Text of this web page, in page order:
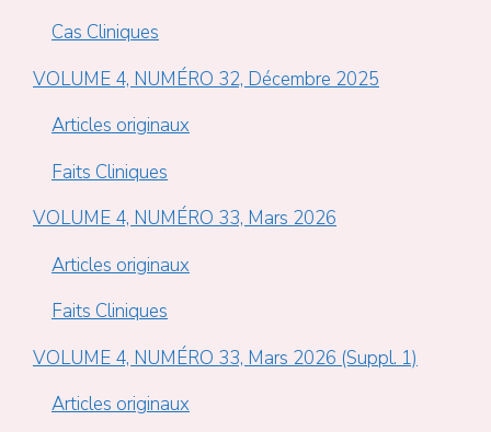
Cas Cliniques
VOLUME 4, NUMÉRO 32, Décembre 2025
Articles originaux
Faits Cliniques
VOLUME 4, NUMÉRO 33, Mars 2026
Articles originaux
Faits Cliniques
VOLUME 4, NUMÉRO 33, Mars 2026 (Suppl. 1)
Articles originaux